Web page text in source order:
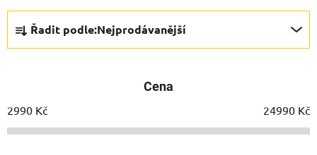
í
p
Řadit podle:Nejprodávanější
Cena
2990 Kč 24990 Kč